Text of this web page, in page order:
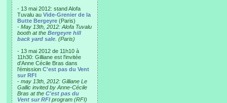
- 13 mai 2012: stand Alofa
Tuvalu au Vide-Grenier de la
Butte Bergeyre (Paris)
- May 13th, 2012: Alofa Tuvalu
booth at the Bergeyre hill
back yard sale . (Paris)
- 13 mai 2012 de 11h10 à
11h30: Gilliane est l'invitée
d'Anne Cécile Bras dans
l'émission C'est pas du Vent
sur RFI
- may 13th, 2012: Gilliane Le
Gallic invited by Anne-Cécile
Bras at the C'est pas du
Vent sur RFI program (RFI)